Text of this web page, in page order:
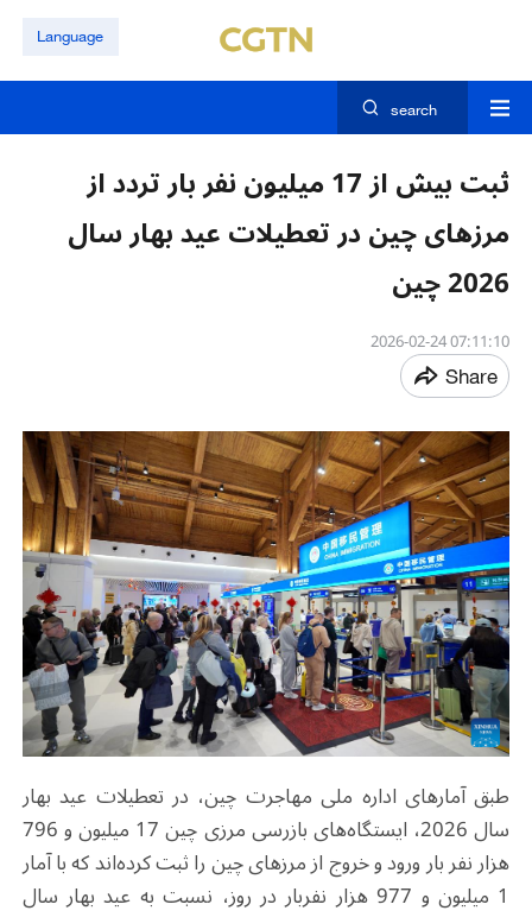
Language
search
ثبت بیش از 17 میلیون نفر بار تردد از
مرزهای چین در تعطیلات عید بهار سال
2026 چین
07:11:10 2026-02-24
Share
طبق آمارهای اداره ملی مهاجرت چین، در تعطیلات عید بهار
سال 2026، ایستگاه‌های بازرسی مرزی چین 17 میلیون و 796
هزار نفر بار ورود و خروج از مرزهای چین را ثبت کرده‌اند که با آمار
1 میلیون و 977 هزار نفربار در روز، نسبت به عید بهار سال